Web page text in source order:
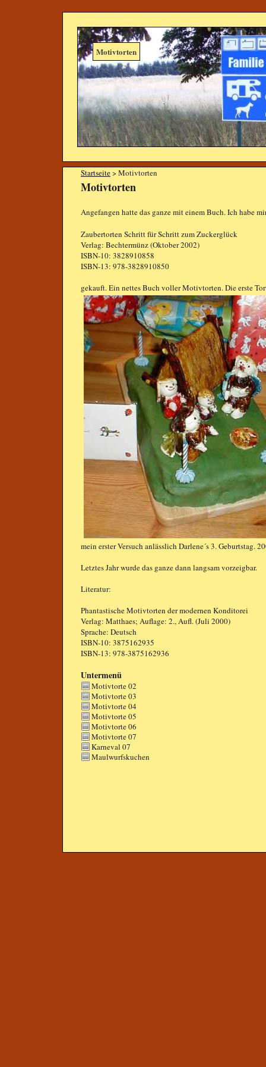
Motivtorten
Startseite> Motivtorten
Motivtorten
Angefangen hatte das ganze mit einem Buch. Ich habe
Zaubertorten Schritt für Schritt zum Zuckerglück
Verlag: Bechtermünz (Oktober 2002)
ISBN-10: 3828910858
ISBN-13: 978-3828910850
gekauft. Ein nettes Buch voller Motivtorten. Die erste
mein erster Versuch anlässlich Darlene´s 3. Geburtstag.
Letztes Jahr wurde das ganze dann langsam vorzeigbar.
Literatur:
Phantastische Motivtorten der modernen Konditorei
Verlag: Matthaes; Auflage: 2., Aufl. (Juli 2000)
Sprache: Deutsch
ISBN-10: 3875162935
ISBN-13: 978-3875162936
Untermenü
Motivtorte 02
Motivtorte 03
Motivtorte 04
Motivtorte 05
Motivtorte 06
Motivtorte 07
Karneval 07
Maulwurfskuchen